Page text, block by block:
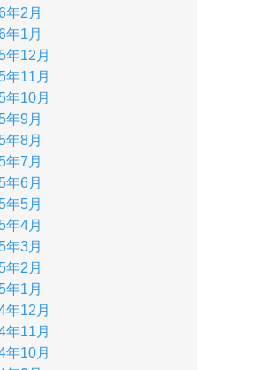
年2月
年1月
年12月
年11月
年10月
年9月
年8月
年7月
年6月
年5月
年4月
年3月
年2月
年1月
年12月
年11月
年10月